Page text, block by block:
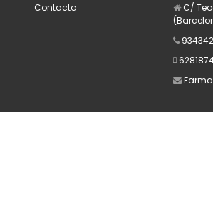
Contacto
C/